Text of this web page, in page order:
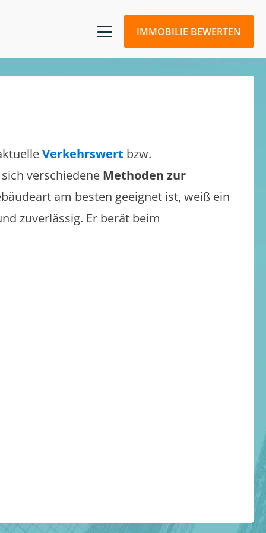
IMMOBILIE BEWERTEN
Verkehrswert bzw.
verschiedene Methoden zur
am besten geeignet ist, weiß ein
zuverlässig. Er berät beim